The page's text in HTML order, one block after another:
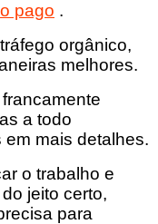
pago .
orgânico,
melhores.
a todo
mais detalhes.
o trabalho e
jeito certo,
para